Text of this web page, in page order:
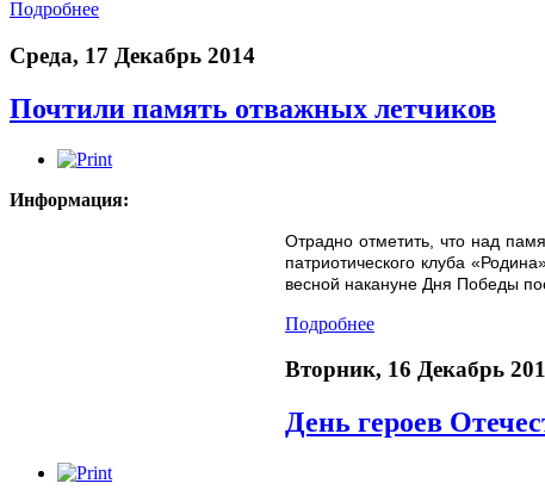
Подробнее
Среда, 17 Декабрь 2014
Почтили память отважных летчиков
Информация:
Отрадно отметить, что над
патриотического клуба
весной накануне Дня Победы
Подробнее
Вторник, 16 Декабрь
День героев